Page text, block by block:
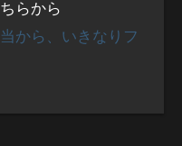
らから
から、いきなりフ